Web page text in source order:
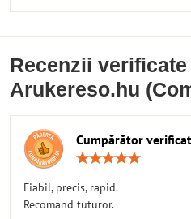
Recenzii
Arukereso.hu
Cumpărător verificat
Fiabil, precis, rapid.
Recomand tuturor.